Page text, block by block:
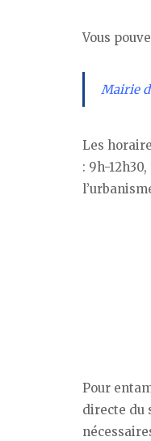
Vous
Mairie
Les
: 9h-
Pour
directe du